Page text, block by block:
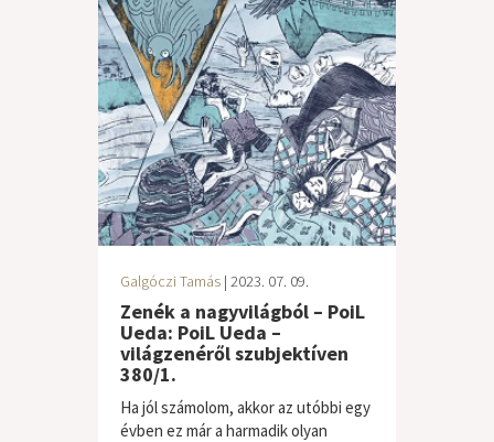
Galgóczi Tamás | 2023. 07. 09.
Zenék a nagyvilágból – PoiL
Ueda: PoiL Ueda –
világzenéről szubjektíven
380/1.
Ha jól számolom, akkor az utóbbi egy
évben ez már a harmadik olyan